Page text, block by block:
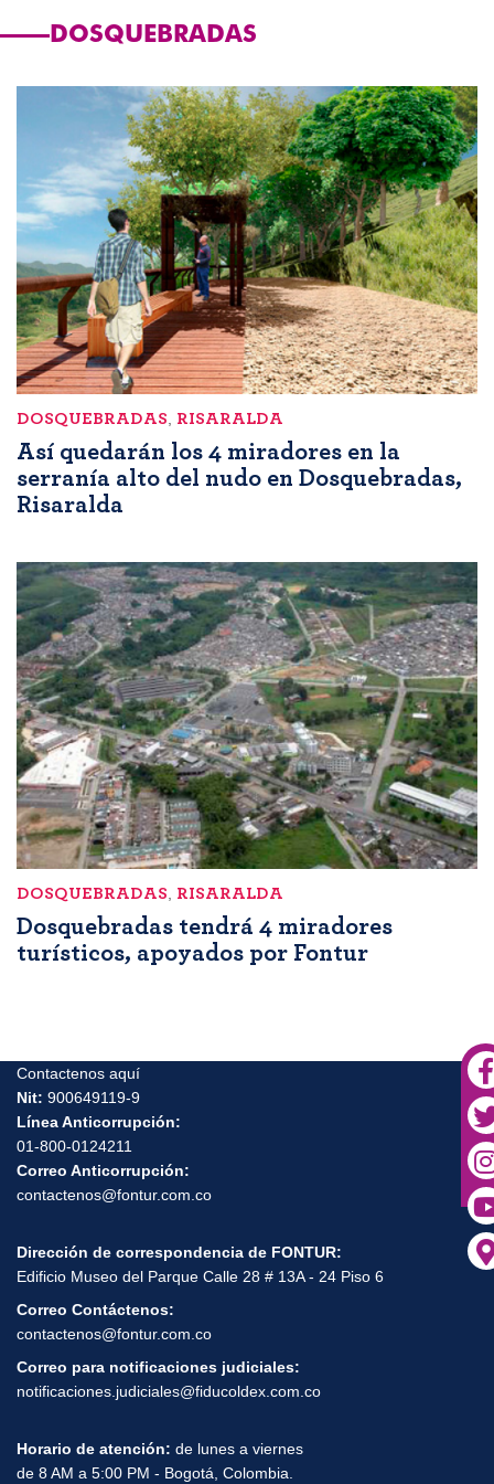
DOSQUEBRADAS
DOSQUEBRADAS RISARALDA
Así quedarán los 4 miradores en la
serranía alto del nudo en Dosquebradas,
Risaralda
DOSQUEBRADAS, RISARALDA
Dosquebradas tendrá 4 miradores
turísticos, apoyados por Fontur
Contactenos aquí
Nit: 900649119-9
Línea Anticorrupción:
01-800-0124211
Correo Anticorrupción:
contactenos@fontur.com.co
Dirección de correspondencia de FONTUR:
Edificio Museo del Parque Calle 28 # 13A - 24 Piso 6
Correo Contáctenos:
contactenos@fontur.com.co
Correo para notificaciones judiciales:
notificaciones.judiciales@fiducoldex.com.co
Horario de atención: de lunes a viernes
de 8 AM a 5:00 PM - Bogotá, Colombia.